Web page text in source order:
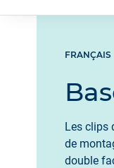
FRANÇAIS
Les clips
de
double